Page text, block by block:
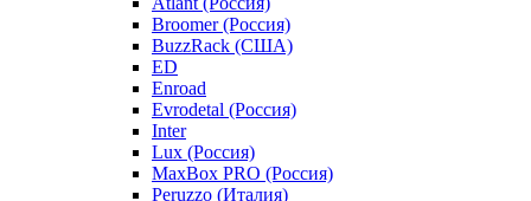
Broomer (Россия)
BuzzRack (США)
ED
Enroad
Evrodetal (Россия)
Inter
Lux (Россия)
MaxBox PRO (Россия)
Peruzzo (Италия)